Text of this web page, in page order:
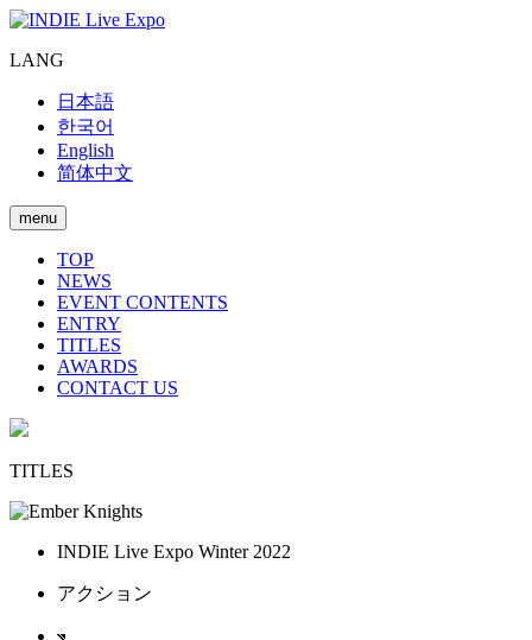
LANG
日本語
한국어
English
简体中文
menu
TOP
NEWS
EVENT CONTENTS
ENTRY
TITLES
AWARDS
CONTACT US
TITLES
INDIE Live Expo Winter 2022
アクション